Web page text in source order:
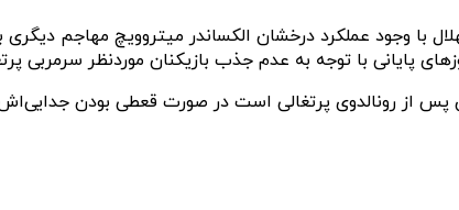
وجود عملکرد درخشان الکساندر میتروویچ مهاجم دیگری
پایانی با توجه به عدم جذب بازیکنان موردنظر سرمربی
حرفه‌ای عربستان پس از رونالدوی پرتغالی است در صورت قعطی بودن